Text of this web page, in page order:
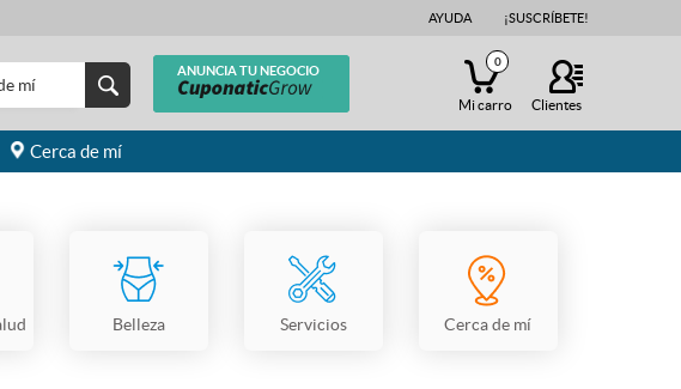
AYUDA ¡SUSCRÍBETE!
ANUNCIA TU NEGOCIO
Clientes
el
0
Mi carro
Cerca de mí
Belleza Servicios Cerca de mí